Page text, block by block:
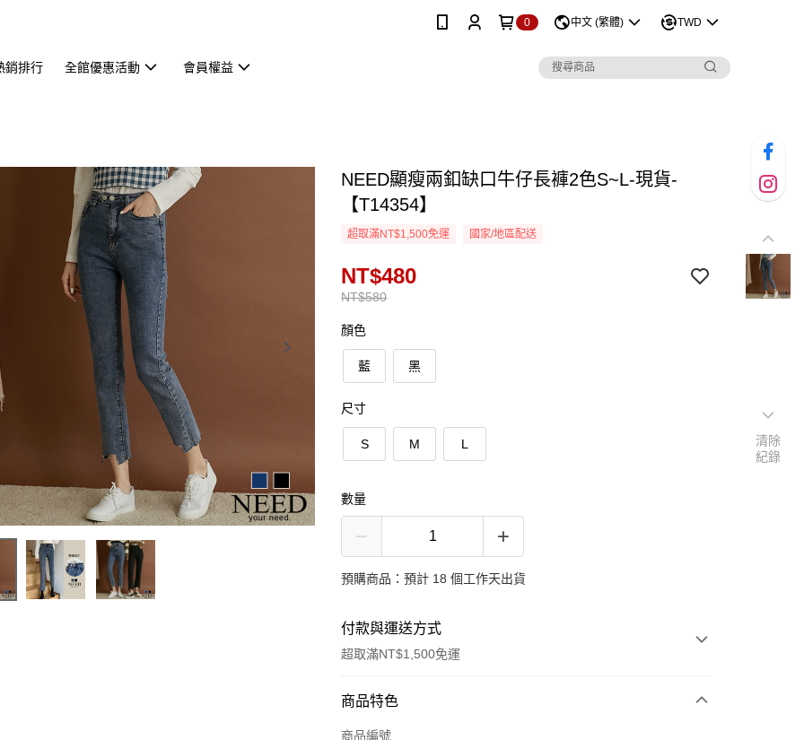
0 中文 (繁體) TWD
銷排行 全館優惠活動 會員權益
NEED顯瘦兩釦缺口牛仔長褲2色S~L-現貨-
【T14354】
超取滿NT$1,500免運 國家/地區配送
NT$580
NT$480
顏色
藍 黑
尺寸
S M L
數量
預購商品：預計 18 個工作天出貨
付款與運送方式
超取滿NT$1,500免運
付款方式
信用卡一次付款
商品特色
商品編號
清除
紀錄